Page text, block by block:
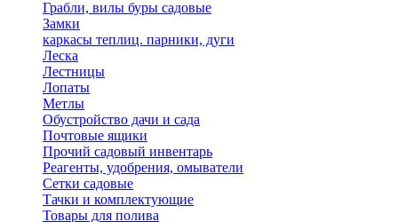
Грабли, вилы буры садовые
Замки
каркасы теплиц. парники, дуги
Леска
Лестницы
Лопаты
Метлы
Обустройство дачи и сада
Почтовые ящики
Прочий садовый инвентарь
Реагенты, удобрения, омыватели
Сетки садовые
Тачки и комплектующие
Товары для полива